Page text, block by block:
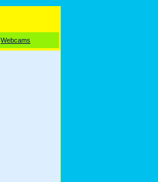
Webcams